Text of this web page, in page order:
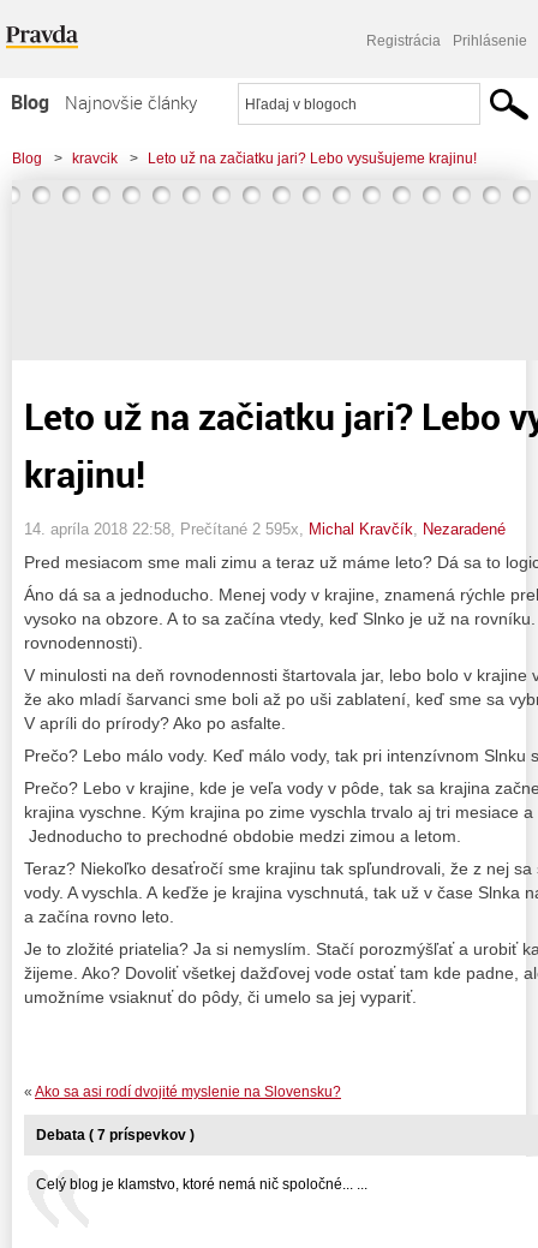
Registrácia Prihlásenie
Blog
Najnovšie články
Najčítanejšie články
Najkomentovanejšie články
Blog > kravcik > Leto už na začiatku jari? Lebo vysušujeme krajinu!
Leto už na začiatku jari? Lebo
krajinu!
14. apríla 2018 22:58 , Prečítané 2 595x, Michal Kravčík Nezaradené
Pred mesiacom sme mali zimu a teraz už máme leto? Dá sa to
Áno dá sa a jednoducho. Menej vody v krajine, znamená rýchle
vysoko na obzore. A to sa začína vtedy, keď Slnko je už na
rovnodennosti).
V minulosti na deň rovnodennosti štartovala jar, lebo bolo v krajine
že ako mladí šarvanci sme boli až po uši zablatení, keď sme sa
V apríli do prírody? Ako po asfalte.
Prečo? Lebo málo vody. Keď málo vody, tak pri intenzívnom Slnku
Prečo? Lebo v krajine, kde je veľa vody v pôde, tak sa krajina
krajina vyschne. Kým krajina po zime vyschla trvalo aj tri mesiace a
Jednoducho to prechodné obdobie medzi zimou a letom.
Teraz? Niekoľko desaťročí sme krajinu tak spľundrovali, že z nej
vody. A vyschla. A keďže je krajina vyschnutá, tak už v čase Slnka
a začína rovno leto.
Je to zložité priatelia? Ja si nemyslím. Stačí porozmýšľať a urobiť
žijeme. Ako? Dovoliť všetkej dažďovej vode ostať tam kde padne,
umožníme vsiaknuť do pôdy, či umelo sa jej vypariť.
« Ako sa asi rodí dvojité myslenie na Slovensku?
Debata ( 7 príspevkov )
Celý blog je klamstvo, ktoré nemá nič spoločné... ...